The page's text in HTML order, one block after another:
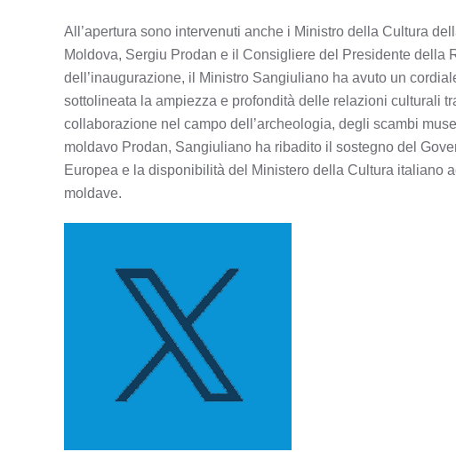
All’apertura sono intervenuti anche i Ministro della Cultura
Moldova, Sergiu Prodan e il Consigliere del Presidente della
dell’inaugurazione, il Ministro Sangiuliano ha avuto un
sottolineata la ampiezza e profondità delle relazioni culturali
collaborazione nel campo dell’archeologia, degli scambi
moldavo Prodan, Sangiuliano ha ribadito il sostegno del
Europea e la disponibilità del Ministero della Cultura italiano
moldave.